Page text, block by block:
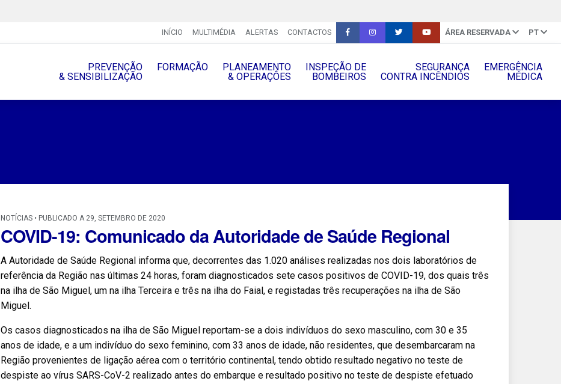
INÍCIO MULTIMÉDIA ALERTAS CONTACTOS ÁREA RESERVADA PT
PREVENÇÃO
& SENSIBILIZAÇÃO
FORMAÇÃO
PLANEAMENTO
& OPERAÇÔES
INSPEÇÃO DE
BOMBEIROS
SEGURANÇA
CONTRA INCÊNDIOS
EMERGÊNCIA
MÉDICA
NOTÍCIAS • PUBLICADO A 29, SETEMBRO DE 2020
COVID-19: Comunicado da Autoridade de Saúde Regional
A Autoridade de Saúde Regional informa que, decorrentes das 1.020 análises realizadas nos dois laboratórios de
referência da Região nas últimas 24 horas, foram diagnosticados sete casos positivos de COVID-19, dos quais três
na ilha de São Miguel, um na ilha Terceira e três na ilha do Faial, e registadas três recuperações na ilha de São
Miguel.
Os casos diagnosticados na ilha de São Miguel reportam-se a dois indivíduos do sexo masculino, com 30 e 35
anos de idade, e a um indivíduo do sexo feminino, com 33 anos de idade, não residentes, que desembarcaram na
Região provenientes de ligação aérea com o território continental, tendo obtido resultado negativo no teste de
despiste ao vírus SARS-CoV-2 realizado antes do embarque e resultado positivo no teste de despiste efetuado